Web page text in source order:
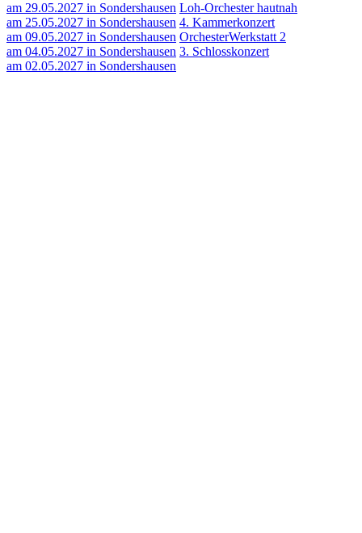
am 29.05.2027 in Sondershausen Loh-Orchester hautnah
am 25.05.2027 in Sondershausen 4. Kammerkonzert
am 09.05.2027 in Sondershausen OrchesterWerkstatt 2
am 04.05.2027 in Sondershausen 3. Schlosskonzert
am 02.05.2027 in Sondershausen